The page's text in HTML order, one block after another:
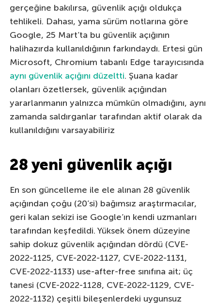
gerçeğine bakılırsa, güvenlik açığı oldukça
tehlikeli. Dahası, yama sürüm notlarına göre
Google, 25 Mart’ta bu güvenlik açığının
halihazırda kullanıldığının farkındaydı. Ertesi gün
Microsoft, Chromium tabanlı Edge tarayıcısında
aynı güvenlik açığını düzeltti. Şuana kadar
olanları özetlersek, güvenlik açığından
yararlanmanın yalnızca mümkün olmadığını, aynı
zamanda saldırganlar tarafından aktif olarak da
kullanıldığını varsayabiliriz
28 yeni güvenlik açığı
En son güncelleme ile ele alınan 28 güvenlik
açığından çoğu (20’si) bağımsız araştırmacılar,
geri kalan sekizi ise Google’ın kendi uzmanları
tarafından keşfedildi. Yüksek önem düzeyine
sahip dokuz güvenlik açığından dördü (CVE-
2022-1125, CVE-2022-1127, CVE-2022-1131,
CVE-2022-1133) use-after-free sınıfına ait; üç
tanesi (CVE-2022-1128, CVE-2022-1129, CVE-
2022-1132) çeşitli bileşenlerdeki uygunsuz